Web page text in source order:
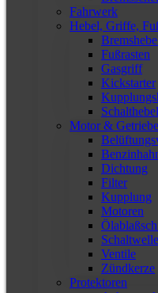
Fahrwerk
Hebel, Griffe,
Fußrasten
Gasgriff
Kickstarter
Schalthebel
Motor & Getriebe
Dichtung
Filter
Kupplung
Motoren
Ventile
Zündkerze
Protektoren